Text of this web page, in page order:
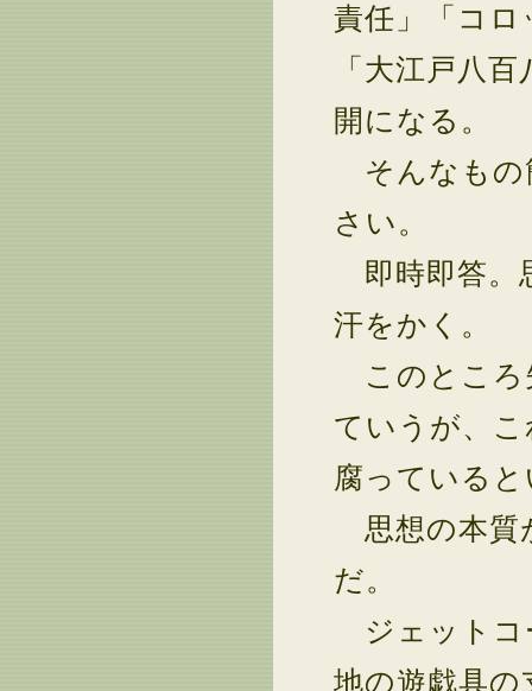
責任」「コロ
「大江戸八
開になる。
そんなもの
さい。
即時即答。
汗をかく。
このところ
ていうが、
腐っている
思想の本質
だ。
ジェットコ
地の遊戯具